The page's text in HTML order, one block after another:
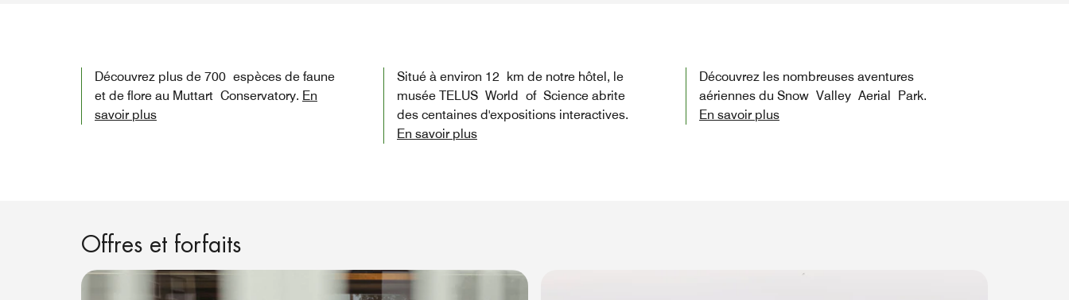
Découvrez plus de 700 espèces de faune
et de flore au Muttart Conservatory. En
savoir plus
Situé à environ 12 km de notre hôtel, le
musée TELUS World of Science abrite
des centaines d'expositions interactives.
En savoir plus
Découvrez les nombreuses aventures
aériennes du Snow Valley Aerial Park.
En savoir plus
Offres et forfaits